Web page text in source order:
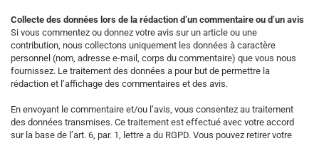
Collecte des données lors de la rédaction d’un commentaire ou d’un avis
Si vous commentez ou donnez votre avis sur un article ou une
contribution, nous collectons uniquement les données à caractère
personnel (nom, adresse e-mail, corps du commentaire) que vous nous
fournissez. Le traitement des données a pour but de permettre la
rédaction et l’affichage des commentaires et des avis.
En envoyant le commentaire et/ou l’avis, vous consentez au traitement
des données transmises. Ce traitement est effectué avec votre accord
sur la base de l’art. 6, par. 1, lettre a du RGPD. Vous pouvez retirer votre